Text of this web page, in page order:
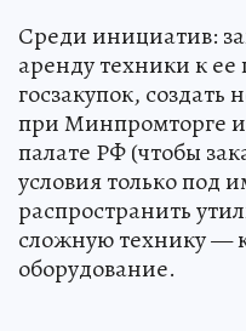
Среди инициатив:
аренду техники к ее
госзакупок,
при Минпромторге
палате РФ (чтобы
условия только под
распространить
сложную технику —
оборудование.